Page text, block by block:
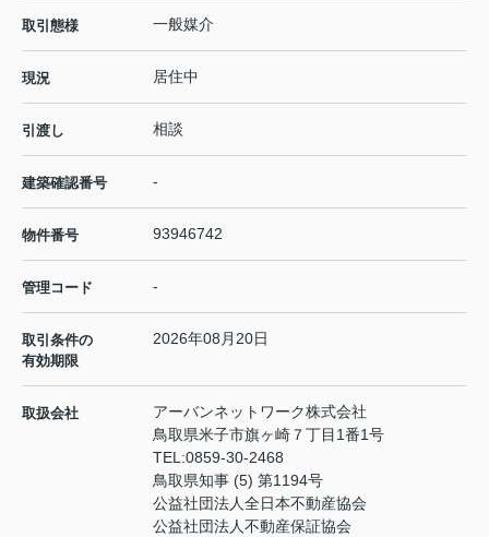
取引態様 一般媒介
現況 居住中
引渡し 相談
建築確認番号 -
物件番号 93946742
管理コード -
取引条件の
有効期限
2026年08月20日
取扱会社
アーバンネットワーク株式会社
鳥取県米子市旗ヶ崎７丁目1番1号
TEL:0859-30-2468
鳥取県知事 (5) 第1194号
公益社団法人全日本不動産協会
公益社団法人不動産保証協会